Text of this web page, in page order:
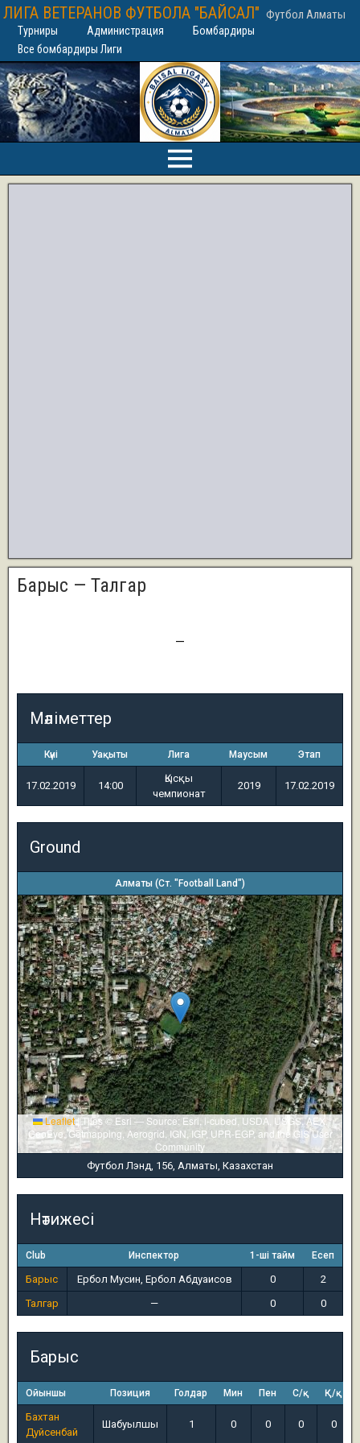
ЛИГА ВЕТЕРАНОВ ФУТБОЛА "БАЙСАЛ" Футбол Алматы
Турниры Администрация
Бомбардиры
Все бомбардиры Лиги
Барыс — Талгар
—
Мәліметтер
Күні Уақыты Лига Маусым Этап
17.02.2019 14:00
Қысқы
чемпионат
2019 17.02.2019
Ground
Алматы (Ст. "Football Land")
Leaflet|Tiles © Esri — Source: Esri, i-cubed, USDA, USGS, AEX,
GeoEye, Getmapping, Aerogrid, IGN, IGP, UPR-EGP, and the GIS User
Community
Футбол Лэнд, 156, Алматы, Казахстан
Нәтижесі
Club Инспектор 1-ші тайм Есеп
Барыс Ербол Мусин, Ербол Абдуаисов 0
2
Талгар
— 0 0
Барыс
Ойыншы Позиция Голдар Мин Пен С/қ Қ/қ
Бахтан
Дуйсенбай
Шабуылшы 1 0 0 0 0